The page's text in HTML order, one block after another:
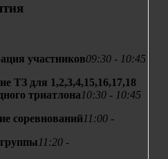
участников09:30 - 10:45
ТЗ для 1,2,3,4,15,16,17,18
триатлона 10:30 - 10:45
соревнований11:00 -
11:20 -